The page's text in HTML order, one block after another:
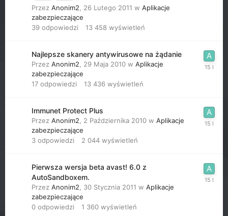
Przez Anonim2 26 Lutego 2011 w Aplikacje
zabezpieczające
39 odpowiedzi 13 458 wyświetleń
Najlepsze skanery antywirusowe na żądanie
Przez Anonim2 29 Maja 2010 w Aplikacje
zabezpieczające
17 odpowiedzi 13 436 wyświetleń
Immunet Protect Plus
Przez Anonim2 2 Października 2010 w Aplikacje
zabezpieczające
3 odpowiedzi 2 044 wyświetleń
Pierwsza wersja beta avast! 6.0 z
AutoSandboxem.
Przez Anonim2 30 Stycznia 2011 w Aplikacje
zabezpieczające
0 odpowiedzi 1 360 wyświetleń